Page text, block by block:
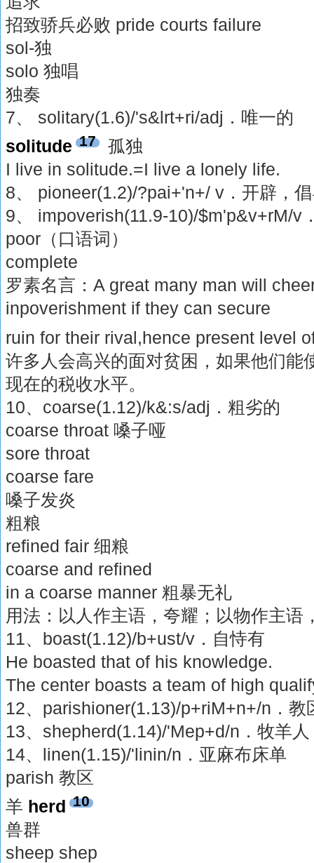
招致骄兵必败 pride courts failure
sol-独
solo 独唱
独奏
7、 solitary(1.6)/'s&lrt+ri/adj．唯一的
solitude 17
孤独
I live in solitude.=I live a lonely life.
8、 pioneer(1.2)/?pai+'n+/ v．开辟，
9、 impoverish(11.9-10)/$m'p&v+rM/v
poor（口语词）
complete
罗素名言：A great many man will
inpoverishment if they can secure
ruin for their rival,hence present level
许多人会高兴的面对贫困，如果他们能
现在的税收水平。
10、coarse(1.12)/k&:s/adj．粗劣的
coarse throat 嗓子哑
sore throat
coarse fare
嗓子发炎
粗粮
refined fair 细粮
coarse and refined
in a coarse manner 粗暴无礼
用法：以人作主语，夸耀；以物作主语
11、boast(1.12)/b+ust/v．自恃有
He boasted that of his knowledge.
The center boasts a team of high
12、parishioner(1.13)/p+riM+n+/n．教
13、shepherd(1.14)/'Mep+d/n．牧羊人
14、linen(1.15)/'linin/n．亚麻布床单
parish 教区
羊 herd 10
兽群
sheep shep